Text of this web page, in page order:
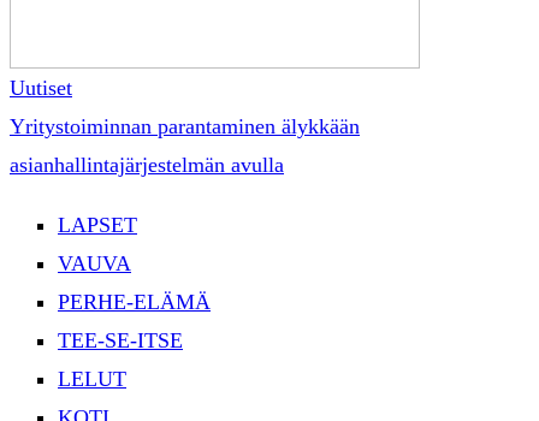
Uutiset
Yritystoiminnan parantaminen älykkään
asianhallintajärjestelmän avulla
LAPSET
VAUVA
PERHE-ELÄMÄ
TEE-SE-ITSE
LELUT